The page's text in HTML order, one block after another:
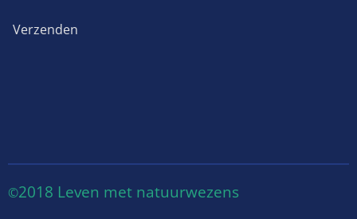
Verzenden
©2018 Leven met natuurwezens